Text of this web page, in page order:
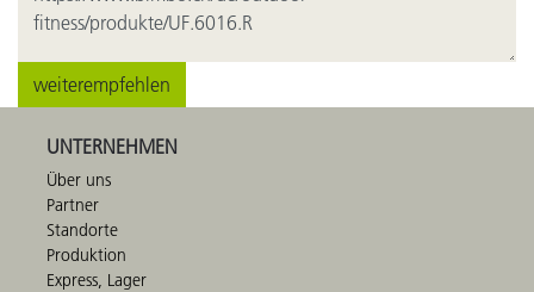
weiterempfehlen
UNTERNEHMEN
Über uns
Partner
Standorte
Produktion
Express, Lager